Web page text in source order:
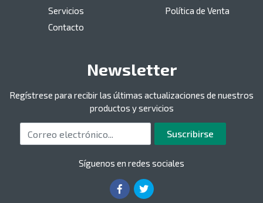
Servicios
Contacto
Política de Venta
Newsletter
Regístrese para recibir las últimas actualizaciones de nuestros
productos y servicios
Correo electrónico Suscribirse
Síguenos en redes sociales